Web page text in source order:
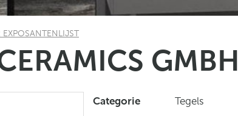
EXPOSANTENLIJST
GMBH
Categorie
Tegels